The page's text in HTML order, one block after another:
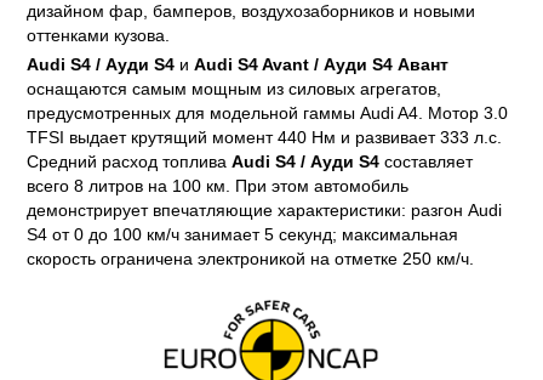
дизайном фар, бамперов, воздухозаборников и новыми
оттенками кузова.
Audi S4 / Ауди S4 иAudi S4 Avant / Ауди S4 Авант
оснащаются самым мощным из силовых агрегатов,
предусмотренных для модельной гаммы Audi A4. Мотор 3.0
TFSI выдает крутящий момент 440 Нм и развивает 333 л.с.
Средний расход топливаAudi S4 / Ауди S4 составляет
всего 8 литров на 100 км. При этом автомобиль
демонстрирует впечатляющие характеристики: разгон Audi
S4 от 0 до 100 км/ч занимает 5 секунд; максимальная
скорость ограничена электроникой на отметке 250 км/ч.